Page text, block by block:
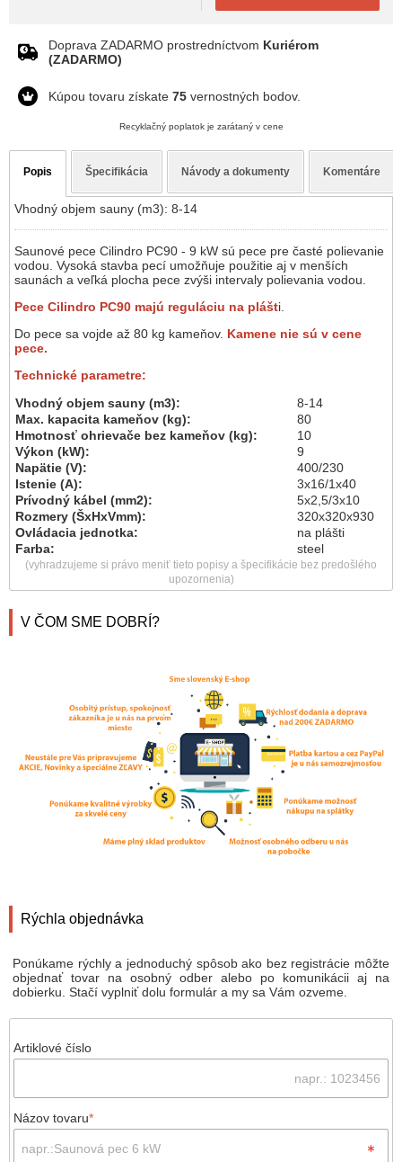
Rýchla objednávka
Ponúkame rýchly a jednoduchý spôsob ako bez registrácie môžte
objednať tovar na osobný odber alebo po komunikácii aj na
dobierku. Stačí vyplniť dolu formulár a my sa Vám ozveme.
Artiklové číslo
Názov tovaru*
Doprava ZADARMO prostredníctvom Kuriérom
(ZADARMO)
Kúpou tovaru získate 75 vernostných bodov.
Recyklačný poplatok je zarátaný v cene
Popis Špecifikácia Návody a dokumenty Komentáre
Vhodný objem sauny (m3): 8-14
Saunové pece Cilindro PC90 - 9 kW sú pece pre časté polievanie
vodou. Vysoká stavba pecí umožňuje použitie aj v menších
saunách a veľká plocha pece zvýši intervaly polievania vodou.
Pece Cilindro PC90 majú reguláciu na plášti.
Do pece sa vojde až 80 kg kameňov. Kamene nie sú v cene
pece.
Technické parametre:
Vhodný objem sauny (m3):
8-14
Max. kapacita kameňov (kg):
80
Hmotnosť ohrievače bez kameňov (kg):
10
Výkon (kW):
9
Napätie (V):
400/230
Istenie (A):
3x16/1x40
Prívodný kábel (mm2):
5x2,5/3x10
Rozmery (ŠxHxVmm):
320x320x930
Ovládacia jednotka:
na plášti
Farba:
steel
(vyhradzujeme si právo meniť tieto popisy a špecifikácie bez predošlého
upozornenia)
V ČOM SME DOBRÍ?